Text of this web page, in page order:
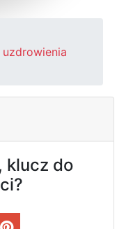
klucz do